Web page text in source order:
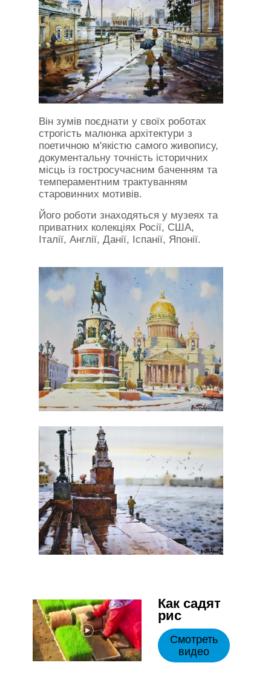
Він зумів поєднати у своїх роботах
строгість малюнка архітектури з
поетичною м'якістю самого живопису,
документальну точність історичних
місць із гостросучасним баченням та
темпераментним трактуванням
старовинних мотивів.
Його роботи знаходяться у музеях та
приватних колекціях Росії, США,
Італії, Англії, Данії, Іспанії, Японії.
Как садят
рис
Смотреть
видео